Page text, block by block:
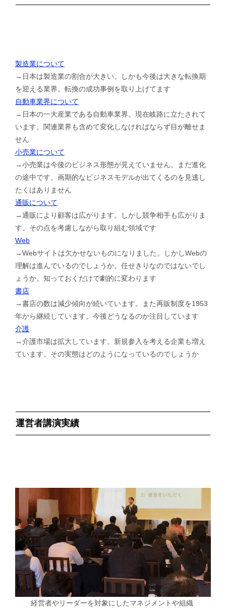
製造業について
→日本は製造業の割合が大きい。しかも今後は大きな転換期
を迎える業界。転換の成功事例を取り上げてます
自動車業界について
→日本の一大産業である自動車業界。現在岐路に立たされて
います。関連業界も含めて変化しなければならず目が離せま
せん
小売業について
→小売業は今後のビジネス形態が見えていません。まだ進化
の途中です。画期的なビジネスモデルが出てくるのを見逃し
たくはありません
通販について
→通販により顧客は広がります。しかし競争相手も広がりま
す。その点を考慮しながら取り組む領域です
Web
→Webサイトは欠かせないものになりました。しかしWebの
理解は進んでいるのでしょうか。任せきりなのではないでし
ょうか。知っておくだけで劇的に変わります
書店
→書店の数は減少傾向が続いています。また再販制度を1953
年から継続しています。今後どうなるのか注目しています
介護
→介護市場は拡大しています。新規参入を考える企業も増え
ています。その実態はどのようになっているのでしょうか
運営者講演実績
経営者やリーダーを対象にしたマネジメントや組織